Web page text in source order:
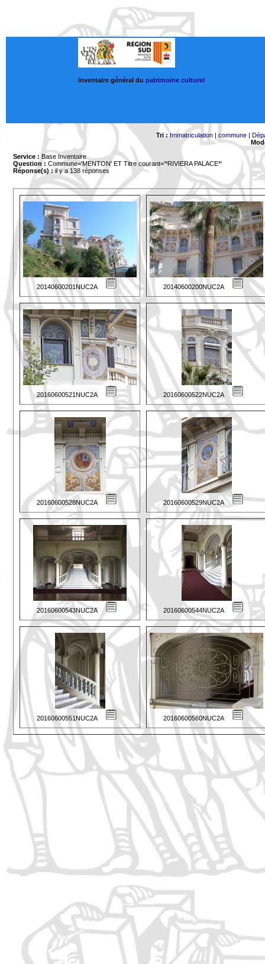
Inventaire général du patrimoine culturel
Tri : Immatriculation |commune |
Service : Base Inventaire
Question : Commune='MENTON' ET Titre courant='*RIVIERA PALACE*'
Réponse(s) :il y a 138 réponses
20140600201NUC2A 20140600200NUC2A
20160600521NUC2A 20160600522NUC2A
20160600528NUC2A 20160600529NUC2A
20160600543NUC2A 20160600544NUC2A
20160600551NUC2A 20160600560NUC2A